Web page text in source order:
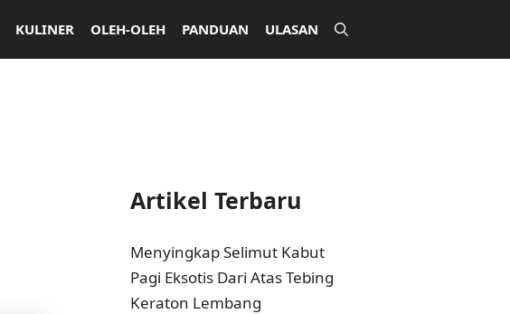
KULINER OLEH-OLEH PANDUAN ULASAN
Artikel Terbaru
Menyingkap Selimut Kabut
Pagi Eksotis Dari Atas Tebing
Keraton Lembang